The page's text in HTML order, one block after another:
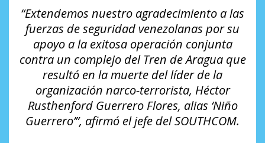
“Extendemos nuestro agradecimiento a las
fuerzas de seguridad venezolanas por su
apoyo a la exitosa operación conjunta
contra un complejo del Tren de Aragua que
resultó en la muerte del líder de la
organización narco-terrorista, Héctor
Rusthenford Guerrero Flores, alias ‘Niño
Guerrero’”, afirmó el jefe del SOUTHCOM.